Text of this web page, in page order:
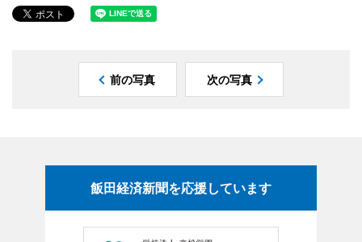
前の写真 次の写真
飯田経済新聞を応援しています